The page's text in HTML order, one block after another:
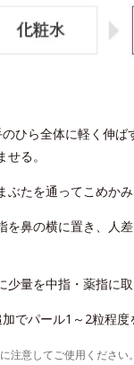
ひら全体に軽く伸ば
る。
たを通ってこめかみ
鼻の横に置き、人
量を中指・薬指に取
でパール1～2粒程度
注意してご使用ください